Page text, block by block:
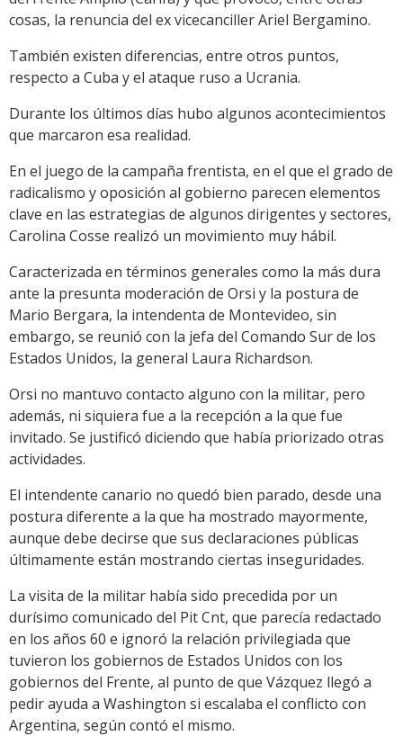
cosas, la renuncia del ex vicecanciller Ariel Bergamino.
También existen diferencias, entre otros puntos,
respecto a Cuba y el ataque ruso a Ucrania.
Durante los últimos días hubo algunos acontecimientos
que marcaron esa realidad.
En el juego de la campaña frentista, en el que el grado de
radicalismo y oposición al gobierno parecen elementos
clave en las estrategias de algunos dirigentes y sectores,
Carolina Cosse realizó un movimiento muy hábil.
Caracterizada en términos generales como la más dura
ante la presunta moderación de Orsi y la postura de
Mario Bergara, la intendenta de Montevideo, sin
embargo, se reunió con la jefa del Comando Sur de los
Estados Unidos, la general Laura Richardson.
Orsi no mantuvo contacto alguno con la militar, pero
además, ni siquiera fue a la recepción a la que fue
invitado. Se justificó diciendo que había priorizado otras
actividades.
El intendente canario no quedó bien parado, desde una
postura diferente a la que ha mostrado mayormente,
aunque debe decirse que sus declaraciones públicas
últimamente están mostrando ciertas inseguridades.
La visita de la militar había sido precedida por un
durísimo comunicado del Pit Cnt, que parecía redactado
en los años 60 e ignoró la relación privilegiada que
tuvieron los gobiernos de Estados Unidos con los
gobiernos del Frente, al punto de que Vázquez llegó a
pedir ayuda a Washington si escalaba el conflicto con
Argentina, según contó el mismo.